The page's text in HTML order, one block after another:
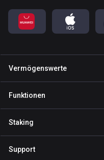
Vermögenswerte
Wallet Binance Coin
Funktionen
Private Send
Staking
Support